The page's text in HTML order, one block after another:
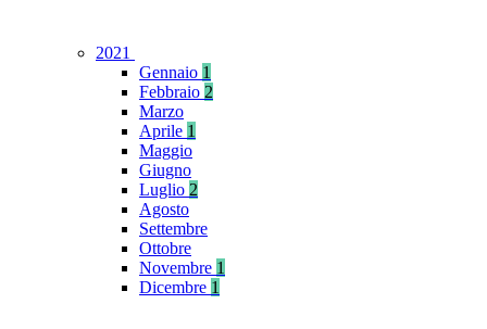
2021
Gennaio 1
Febbraio 2
Marzo
Aprile 1
Maggio
Giugno
Luglio 2
Agosto
Settembre
Ottobre
Novembre 1
Dicembre 1